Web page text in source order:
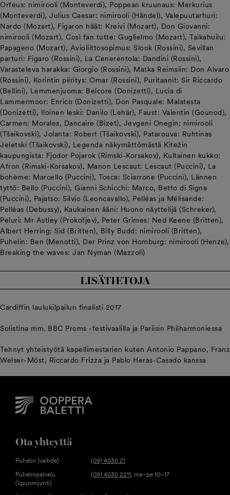
Orfeus: nimirooli (Monteverdi), Poppean kruunaus: Merkurius
(Monteverdi), Julius Caesar: nimirooli (Händel), Valepuutarhuri:
Nardo (Mozart), Figaron häät: Kreivi (Mozart), Don Giovanni:
nimirooli (Mozart), Così fan tutte: Guglielmo (Mozart), Taikahuilu:
Papageno (Mozart), Avioliittosopimus: Slook (Rossini), Sevillan
parturi: Figaro (Rossini), La Cenerentola: Dandini (Rossini),
Varasteleva harakka: Giorgio (Rossini), Matka Reimsiin: Don Alvaro
(Rossini), Korintin piiritys: Omar (Rossini), Puritaanit: Sir Riccardo
(Bellini), Lemmenjuoma: Belcore (Donizetti), Lucia di
Lammermoor: Enrico (Donizetti), Don Pasquale: Malatesta
(Donizetti), Iloinen leski: Danilo (Lehár), Faust: Valentin (Gounod),
Carmen: Morales, Dancaire (Bizet), Jevgeni Onegin: nimirooli
(Tšaikovski), Jolanta: Robert (Tšaikovski), Patarouva: Ruhtinas
Jeletski (Tšaikovski), Legenda näkymättömästä Kitežin
kaupungista: Fjodor Pojarok (Rimski-Korsakov), Kultainen kukko:
Afron (Rimski-Korsakov), Manon Lescaut: Lescaut (Puccini), La
bohème: Marcello (Puccini), Tosca: Sciarrone (Puccini), Lännen
tyttö: Bello (Puccini), Gianni Schicchi: Marco, Betto di Signa
(Puccini), Pajatso: Silvio (Leoncavallo), Pelléas ja Mélisande:
Pelléas (Debussy), Kaukainen ääni: Huono näyttelijä (Schreker),
Peluri: Mr Astley (Prokofjev), Peter Grimes: Ned Keene (Britten),
Albert Herring: Sid (Britten), Billy Budd: nimirooli (Britten),
Puhelin: Ben (Menotti), Der Prinz von Homburg: nimirooli (Henze),
Breaking the waves: Jan Nyman (Mazzoli)
LISÄTIETOJA
Cardiffin laulukilpailun finalisti 2017
Solistina mm. BBC Proms -festivaalilla ja Pariisin Philharmoniessa
Tehnyt yhteistyötä kapellimestarien kuten Antonio Pappano, Franz
Welser-Möst, Riccardo Frizza ja Pablo Heras-Casado kanssa
Ota yhteyttä
Puhelin (vaihde)
(09) 4030 21
Puhelinpalvelu
(lipunmyynti)
(09) 4030 2211, ma–pe 10–17